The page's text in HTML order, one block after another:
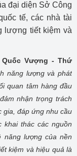
đại diện Sở Công
tế, các nhà tài
lượng tiết kiệm và
Quốc Vượng - Thứ
năng lượng và phát
quan tâm hàng đầu
nhận trọng trách
gia, đáp ứng nhu cầu
khai thác các nguồn
lượng của nền
kiệm và hiệu quả là